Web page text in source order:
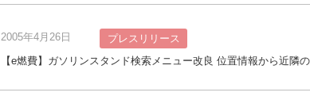
2005年4月26日
プレスリリース
【e燃費】ガソリンスタンド検索メニュー改良 位置情報から近隣